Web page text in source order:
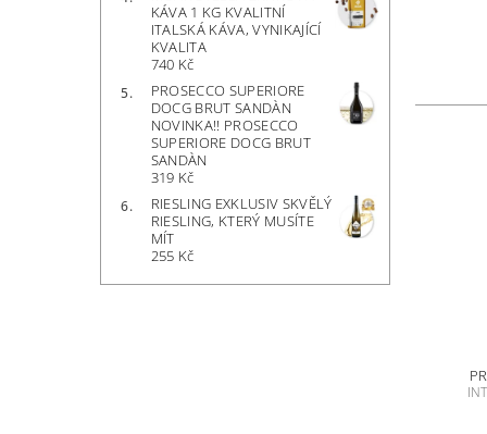
KÁVA 1 KG KVALITNÍ
ITALSKÁ KÁVA, VYNIKAJÍCÍ
KVALITA
740 Kč
PROSECCO SUPERIORE
DOCG BRUT SANDÀN
NOVINKA!! PROSECCO
SUPERIORE DOCG BRUT
SANDÀN
319 Kč
RIESLING EXKLUSIV SKVĚLÝ
RIESLING, KTERÝ MUSÍTE
MÍT
255 Kč